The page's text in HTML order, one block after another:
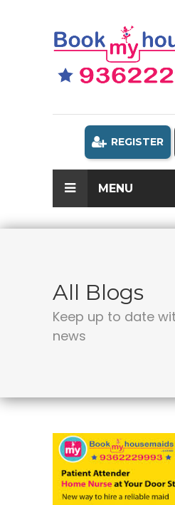
REGISTER
MENU
All Blogs
Keep up to date
news